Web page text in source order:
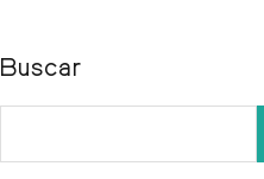
Buscar